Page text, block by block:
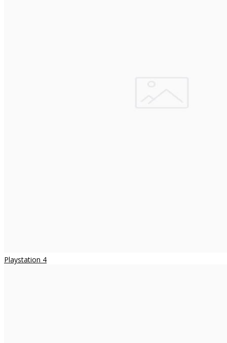
Playstation 4